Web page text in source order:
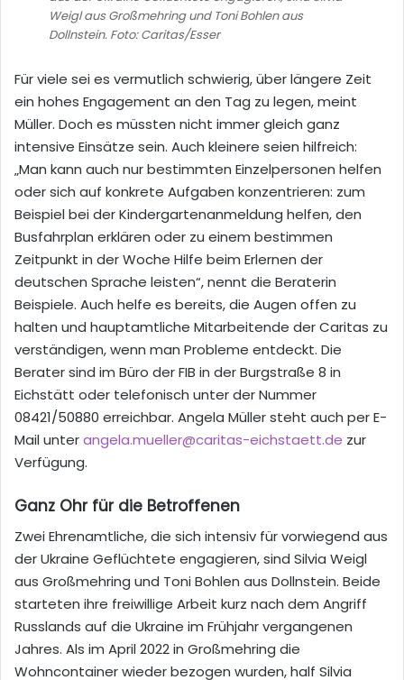
Weigl aus Großmehring und Toni Bohlen aus
Dollnstein. Foto: Caritas/Esser
Für viele sei es vermutlich schwierig, über längere Zeit
ein hohes Engagement an den Tag zu legen, meint
Müller. Doch es müssten nicht immer gleich ganz
intensive Einsätze sein. Auch kleinere seien hilfreich:
„Man kann auch nur bestimmten Einzelpersonen helfen
oder sich auf konkrete Aufgaben konzentrieren: zum
Beispiel bei der Kindergartenanmeldung helfen, den
Busfahrplan erklären oder zu einem bestimmen
Zeitpunkt in der Woche Hilfe beim Erlernen der
deutschen Sprache leisten“, nennt die Beraterin
Beispiele. Auch helfe es bereits, die Augen offen zu
halten und hauptamtliche Mitarbeitende der Caritas zu
verständigen, wenn man Probleme entdeckt. Die
Berater sind im Büro der FIB in der Burgstraße 8 in
Eichstätt oder telefonisch unter der Nummer
08421/50880 erreichbar. Angela Müller steht auch per E-
Mail unterangela.mueller@caritas-eichstaett.de zur
Verfügung.
Ganz Ohr für die Betroffenen
Zwei Ehrenamtliche, die sich intensiv für vorwiegend aus
der Ukraine Geflüchtete engagieren, sind Silvia Weigl
aus Großmehring und Toni Bohlen aus Dollnstein. Beide
starteten ihre freiwillige Arbeit kurz nach dem Angriff
Russlands auf die Ukraine im Frühjahr vergangenen
Jahres. Als im April 2022 in Großmehring die
Wohncontainer wieder bezogen wurden, half Silvia